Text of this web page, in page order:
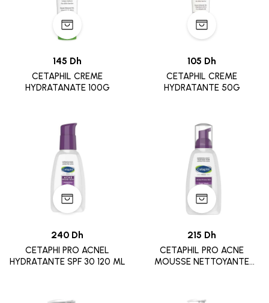
145 Dh
CETAPHIL CREME
HYDRATANATE 100G
105 Dh
CETAPHIL CREME
HYDRATANTE 50G
240 Dh
CETAPHI PRO ACNEL
HYDRATANTE SPF 30 120 ML
215 Dh
CETAPHIL PRO ACNE
MOUSSE NETTOYANTE